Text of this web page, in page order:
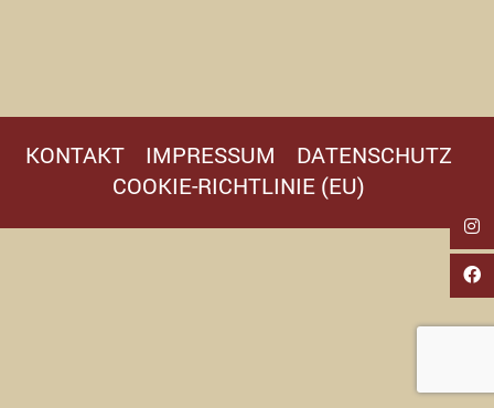
KONTAKT IMPRESSUM
DATENSCHUTZ
COOKIE-RICHTLINIE (EU)